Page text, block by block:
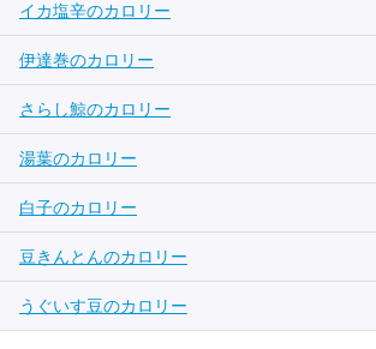
イカ塩辛のカロリー
伊達巻のカロリー
さらし鯨のカロリー
湯葉のカロリー
白子のカロリー
豆きんとんのカロリー
うぐいす豆のカロリー